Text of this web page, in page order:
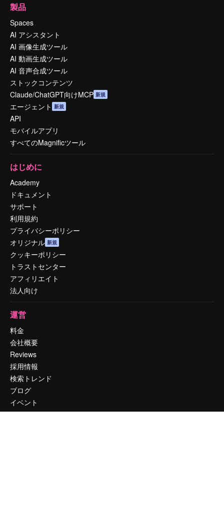
製品
Spaces
AI アシスタント
AI 画像生成ツール
AI 動画生成ツール
AI 音声合成ツール
ストックコンテンツ
Claude/ChatGPT向けMCP 新規
エージェント 新規
API
モバイルアプリ
すべてのMagnificツール
はじめに
Academy
ドキュメント
サポート
利用規約
プライバシーポリシー
オリジナル 新規
クッキーポリシー
トラストセンター
アフィリエイト
法人向け
運営
料金
会社概要
Reviews
採用情報
検索トレンド
ブログ
イベント
Slidesgo